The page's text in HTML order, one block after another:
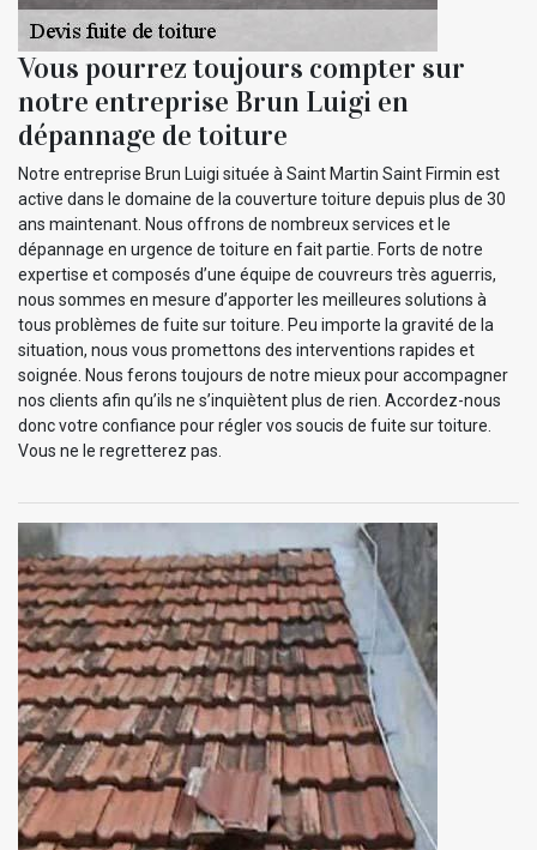
Vous pourrez toujours compter sur
notre entreprise Brun Luigi en
dépannage de toiture
Notre entreprise Brun Luigi située à Saint Martin Saint Firmin est
active dans le domaine de la couverture toiture depuis plus de 30
ans maintenant. Nous offrons de nombreux services et le
dépannage en urgence de toiture en fait partie. Forts de notre
expertise et composés d’une équipe de couvreurs très aguerris,
nous sommes en mesure d’apporter les meilleures solutions à
tous problèmes de fuite sur toiture. Peu importe la gravité de la
situation, nous vous promettons des interventions rapides et
soignée. Nous ferons toujours de notre mieux pour accompagner
nos clients afin qu’ils ne s’inquiètent plus de rien. Accordez-nous
donc votre confiance pour régler vos soucis de fuite sur toiture.
Vous ne le regretterez pas.